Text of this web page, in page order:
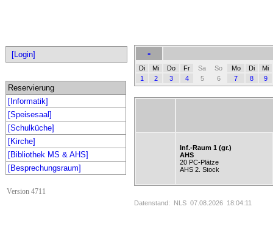
[Login]
Reservierung
[Informatik]
[Speisesaal]
[Schulküche]
[Kirche]
[Bibliothek MS & AHS]
[Besprechungsraum]
Version 4711
-
Di Mi Do Fr Sa So Mo Di
Mi
1
2 3 4 5 6 7 8 9
Inf.-Raum 1 (gr.)
AHS
20 PC-Plätze
AHS 2. Stock
Datenstand: NLS 07.08.2026 18:04:11